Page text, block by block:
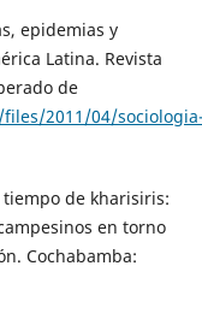
epidemias y
Latina. Revista
de
2011/04/
de kharisiris:
en torno
Cochabamba: